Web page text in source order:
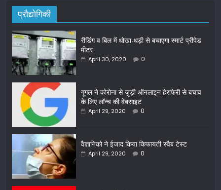
प्रौद्योगिकी
रीडिंग व बिल में धोखा-धड़ी से बचाएगा स्मार्ट प्रीपेड
मीटर
April 30, 2020 0
गूगल ने कोरोना से जुड़ी ऑनलाइन हेराफेरी से बचाव
के लिए लॉन्च की वेबसाइट
April 29, 2020 0
वैज्ञानिको ने ईजाद किया किफायती स्वैब टेस्ट
April 29, 2020 0